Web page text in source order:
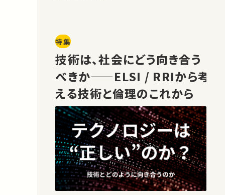
特集
技術は、社会にどう向き合う
べきか——ELSI / RRIから考
える技術と倫理のこれから